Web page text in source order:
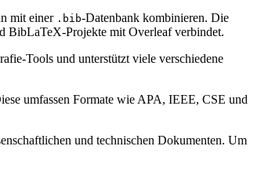
mit einer .bib-Datenbank kombinieren. Die
BibLaTeX-Projekte mit Overleaf verbindet.
Tools und unterstützt viele verschiedene
umfassen Formate wie APA, IEEE, CSE und
und technischen Dokumenten. Um